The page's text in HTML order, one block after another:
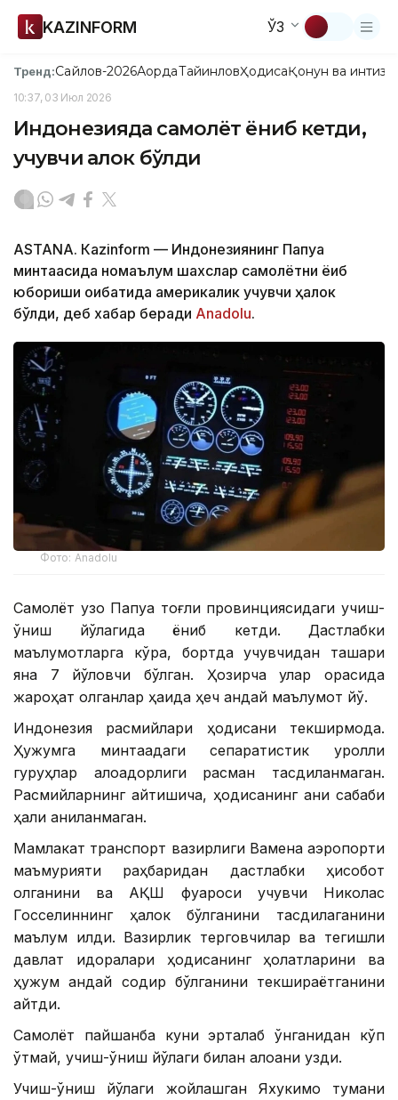
KAZINFORM ЎЗ
Тренд:Сайлов-2026АқордаТайинловҲодисаҚонун ва
10:37, 03 Июл 2026
Индонезияда самолёт ёниб кетди,
учувчи ҳалок бўлди
ASTANА. Кazinform — Индонезиянинг Папуа
минтақасида номаълум шахслар самолётни ёқиб
юбориши оқибатида америкалик учувчи ҳалок
бўлди, деб хабар беради Аnadolu.
Фото: Аnadolu
Самолёт узоқ Папуа тоғли провинциясидаги учиш-
қўниш йўлагида ёниб кетди. Дастлабки
маълумотларга кўра, бортда учувчидан ташқари
яна 7 йўловчи бўлган. Ҳозирча улар орасида
жароҳат олганлар ҳақида ҳеч қандай маълумот йўқ.
Индонезия расмийлари ҳодисани текширмоқда.
Ҳужумга минтақадаги сепаратистик қуролли
гуруҳлар алоқадорлиги расман тасдиқланмаган.
Расмийларнинг айтишича, ҳодисанинг аниқ сабаби
ҳали аниқланмаган.
Мамлакат транспорт вазирлиги Вамена аэропорти
маъмурияти раҳбаридан дастлабки ҳисобот
олганини ва АҚШ фуқароси учувчи Николас
Госселиннинг ҳалок бўлганини тасдиқлаганини
маълум қилди. Вазирлик терговчилар ва тегишли
давлат идоралари ҳодисанинг ҳолатларини ва
ҳужум қандай содир бўлганини текшираётганини
айтди.
Самолёт пайшанба куни эрталаб қўнганидан кўп
ўтмай, учиш-қўниш йўлаги билан алоқани узди.
Учиш-қўниш йўлаги жойлашган Яхукимо тумани